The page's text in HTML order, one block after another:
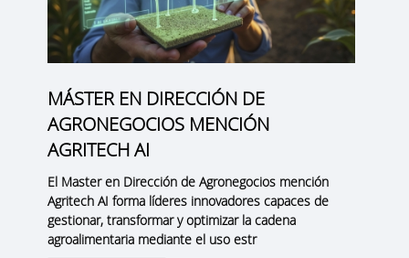
MÁSTER EN DIRECCIÓN DE
AGRONEGOCIOS MENCIÓN
AGRITECH AI
El Master en Dirección de Agronegocios mención
Agritech AI forma líderes innovadores capaces de
gestionar, transformar y optimizar la cadena
agroalimentaria mediante el uso estr